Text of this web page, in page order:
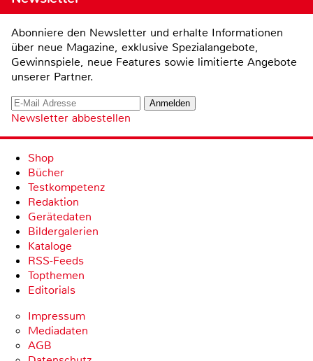
Abonniere den Newsletter und erhalte Informationen
über neue Magazine, exklusive Spezialangebote,
Gewinnspiele, neue Features sowie limitierte Angebote
unserer Partner.
Newsletter abbestellen
Shop
Bücher
Testkompetenz
Redaktion
Gerätedaten
Bildergalerien
Kataloge
RSS-Feeds
Topthemen
Editorials
Impressum
Mediadaten
AGB